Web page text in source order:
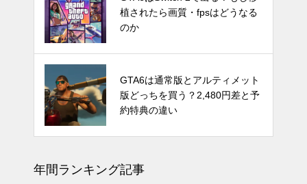
植されたら画質・fpsはどうなる
のか
GTA6は通常版とアルティメット
版どっちを買う？2,480円差と予
約特典の違い
hは2024年後半に発売か。アナリ
ストが予測
発売時期はいつ？PS5 Proの噂と
スペック・価格についての情報と
予測
年間ランキング記事